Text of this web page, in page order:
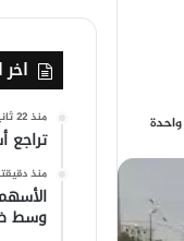
اخر
منذ 22 ثانية
تراجع
منذ
وسط